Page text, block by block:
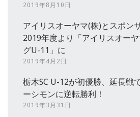
2019年8月10日
アイリスオーヤマ(株)とスポン
2019年度より「アイリスオー
グU-11」に
2019年4月2日
栃木SC U-12が初優勝、延長戦
ーシモンに逆転勝利！
2019年3月31日